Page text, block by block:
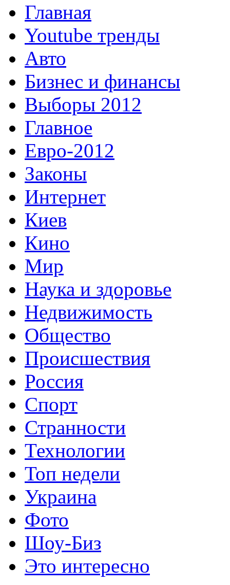
Главная
Youtube тренды
Авто
Бизнес и финансы
Выборы 2012
Главное
Евро-2012
Законы
Интернет
Киев
Кино
Мир
Наука и здоровье
Недвижимость
Общество
Происшествия
Россия
Спорт
Странности
Технологии
Топ недели
Украина
Фото
Шоу-Биз
Это интересно